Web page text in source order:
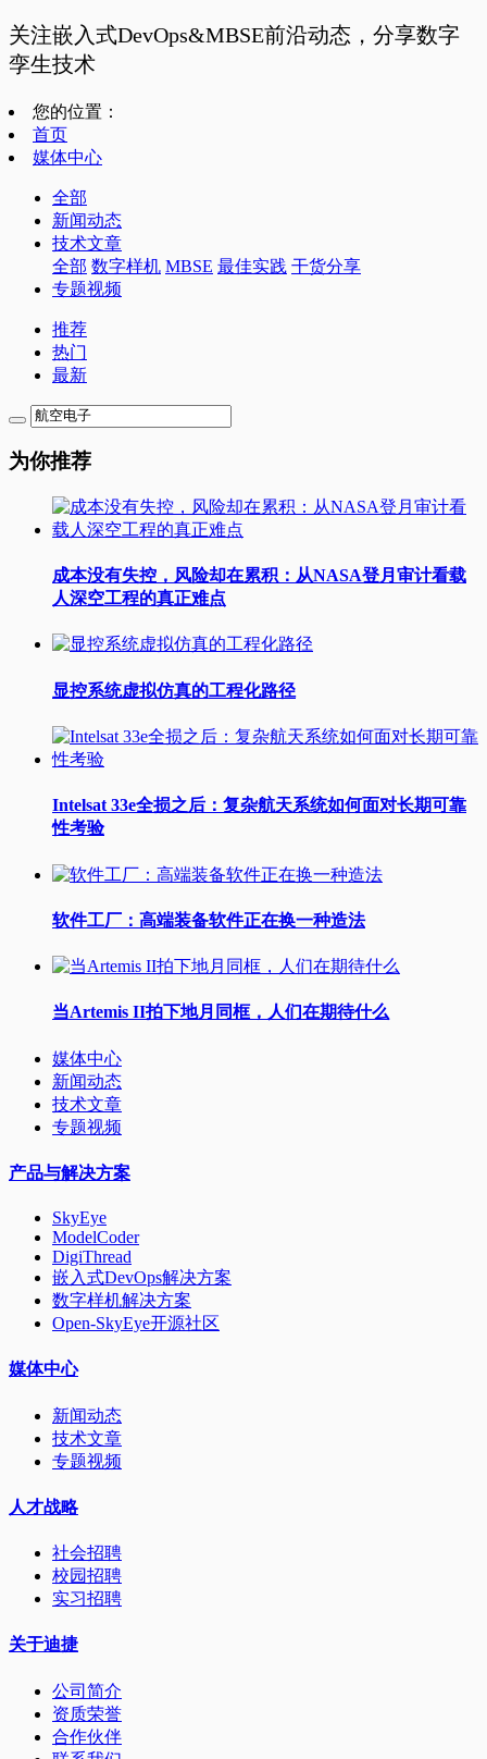
关注嵌入式DevOps&MBSE前沿动态，分享数字
孪生技术
您的位置：
首页
媒体中心
全部
新闻动态
技术文章
全部 数字样机 MBSE 最佳实践 干货分享
专题视频
推荐
热门
最新
为你推荐
成本没有失控，风险却在累积：从NASA登月审计看载
人深空工程的真正难点
显控系统虚拟仿真的工程化路径
Intelsat 33e全损之后：复杂航天系统如何面对长期可靠
性考验
软件工厂：高端装备软件正在换一种造法
当Artemis II拍下地月同框，人们在期待什么
媒体中心
新闻动态
技术文章
专题视频
产品与解决方案
SkyEye
ModelCoder
DigiThread
嵌入式DevOps解决方案
数字样机解决方案
Open-SkyEye开源社区
媒体中心
新闻动态
技术文章
专题视频
人才战略
社会招聘
校园招聘
实习招聘
关于迪捷
公司简介
资质荣誉
合作伙伴